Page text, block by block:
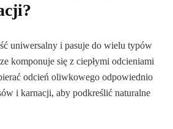
uniwersalny i pasuje do wielu typów
komponuje się z ciepłymi odcieniami
odcień oliwkowego odpowiednio
i karnacji, aby podkreślić naturalne